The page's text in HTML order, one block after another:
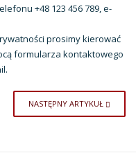
+48 123 456 789, e-
prosimy kierować
formularza kontaktowego
NASTĘPNY ARTYKUŁ